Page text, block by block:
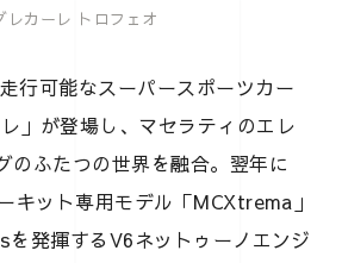
レカーレ トロフェオ
行可能なスーパースポーツカー
」が登場し、マセラティのエレ
のふたつの世界を融合。翌年に
キット専用モデル「MCXtrema」
を発揮するV6ネットゥーノエンジ